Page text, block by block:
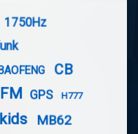
1750Hz
BAOFENG CB
FM GPS H777
kids
MB62